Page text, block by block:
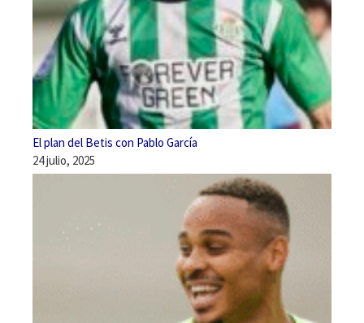
El plan del Betis con Pablo García
24 julio, 2025